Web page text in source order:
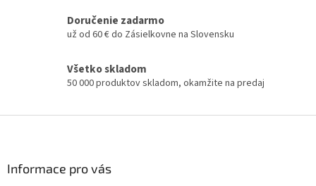
l
á
i
p
Doručenie zadarmo
už od 60 € do Zásielkovne na Slovensku
Všetko skladom
50 000 produktov skladom, okamžite na predaj
Informace pro vás